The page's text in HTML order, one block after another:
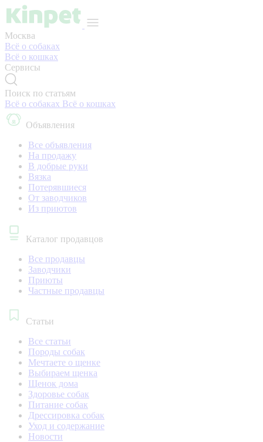
Москва
Всё о собаках
Всё о кошках
Сервисы
Поиск по статьям
Всё о собаках Всё о кошках
Объявления
Все объявления
На продажу
В добрые руки
Вязка
Потерявшиеся
От заводчиков
Из приютов
Каталог продавцов
Все продавцы
Заводчики
Приюты
Частные продавцы
Статьи
Все статьи
Породы собак
Мечтаете о щенке
Выбираем щенка
Щенок дома
Здоровье собак
Питание собак
Дрессировка собак
Уход и содержание
Новости